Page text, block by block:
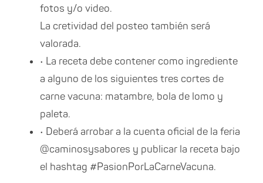
fotos y/o video.
La cretividad del posteo también será
valorada.
• La receta debe contener como ingrediente
a alguno de los siguientes tres cortes de
carne vacuna: matambre, bola de lomo y
paleta.
• Deberá arrobar a la cuenta oficial de la feria
@caminosysabores y publicar la receta bajo
el hashtag #PasionPorLaCarneVacuna.